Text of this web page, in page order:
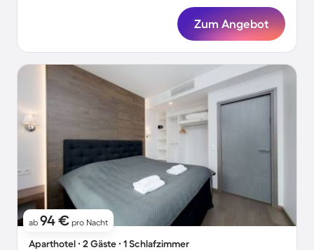
Zum Angebot
ab 94 € pro Nacht
Aparthotel ∙ 2 Gäste ∙ 1 Schlafzimmer